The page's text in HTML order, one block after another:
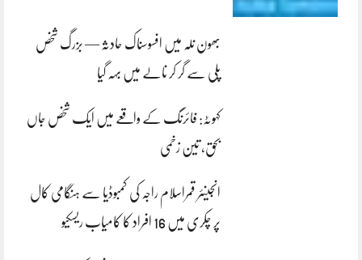
بھون نلہ میں افسوسناک حادثہ — بزرگ شخص
پلی سے گر کر نالے میں بہہ گیا
کہوٹہ: فائرنگ کے واقعے میں ایک شخص جاں
بحق، تین زخمی
انجینئر قمراسلام راجہ کی کمبوڈیا سے ہنگامی کال
پر چکری میں 16 افراد کا کامیاب ریسکیو